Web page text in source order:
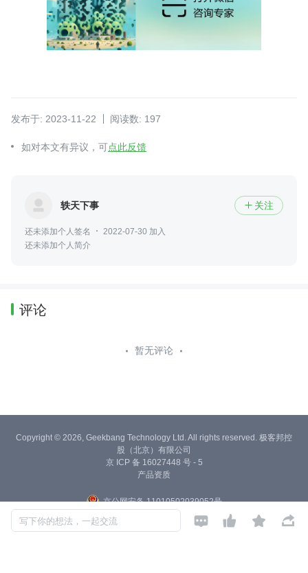
发布于: 2023-11-22 阅读数: 197
如对本文有异议，可点此反馈
轶天下事  关注
还未添加个人签名
2022-07-30 加入
还未添加个人简介
评论
暂无评论
写下你的想法，一起交流    
Copyright © 2026, Geekbang Technology Ltd. All rights reserved. 极客邦控
股（北京）有限公司
京 ICP 备 16027448 号 - 5
产品资质
京公网安备 11010502039052号